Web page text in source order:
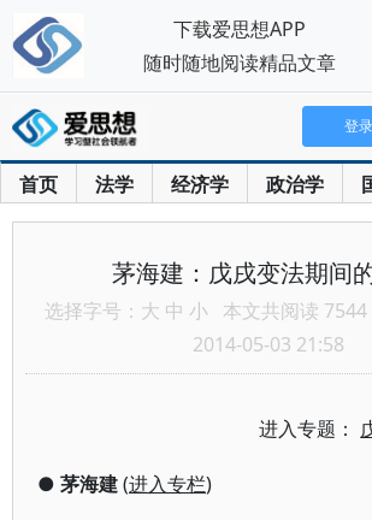
首页 法学 经济学 政治学
登录
茅海建：戊戌变法期间
选择字号： 大 中 小 本文共阅读 7544
2014-05-03 21:58
进入专题：
● 茅海建(进入专栏)
下载爱思想APP
随时随地阅读精品文章